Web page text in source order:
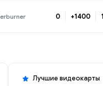
0 +1400
Лучшие видеокарты